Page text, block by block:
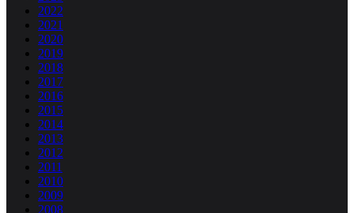
2022
2021
2020
2019
2018
2017
2016
2015
2014
2013
2012
2011
2010
2009
2008